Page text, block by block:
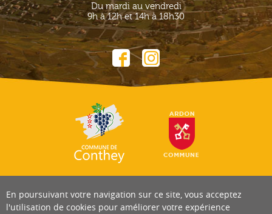
Du mardi au vendredi
9h à 12h et 14h à 18h30
En poursuivant votre navigation sur ce site, vous acceptez
l'utilisation de cookies pour améliorer votre expérience